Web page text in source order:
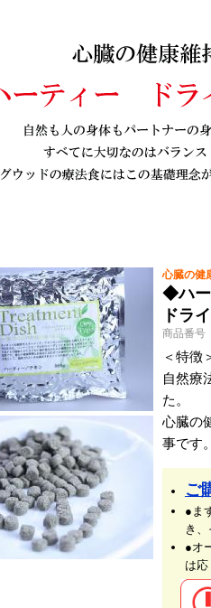
心臓の健
◆ハー
ドラ
商品番
＜特徴
自然療
た。
心臓の
事です。
ご
●ま
き
●オ
は応